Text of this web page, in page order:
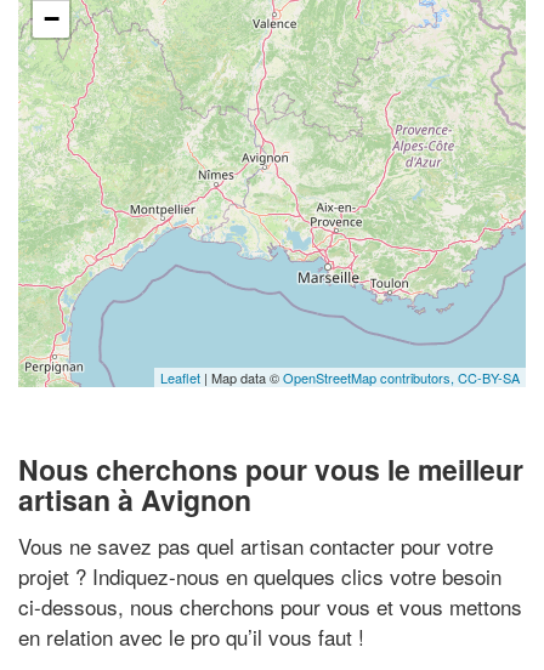
−
Leaflet | Map data ©OpenStreetMap contributors, CC-BY-SA
Nous cherchons pour vous le meilleur
artisan à Avignon
Vous ne savez pas quel artisan contacter pour votre
projet ? Indiquez-nous en quelques clics votre besoin
ci-dessous, nous cherchons pour vous et vous mettons
en relation avec le pro qu’il vous faut !